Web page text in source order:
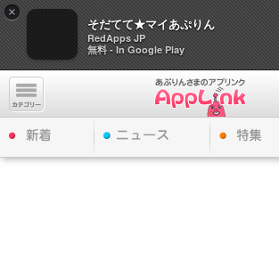
×
そだてて★マイあぷりん
RedApps JP
無料 - In Google Play